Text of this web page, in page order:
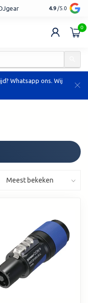
Tot 7 jaar
4.9 /5.0
0
Whatsapp ons. Wij